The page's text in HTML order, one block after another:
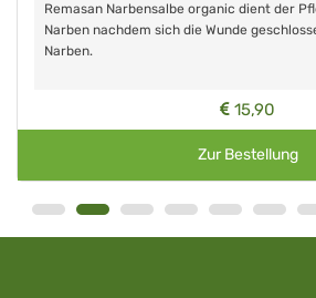
Remasan Narbensalbe organic dient der
Narben nachdem sich die Wunde
Narben.
15,90
Zur Bestellung